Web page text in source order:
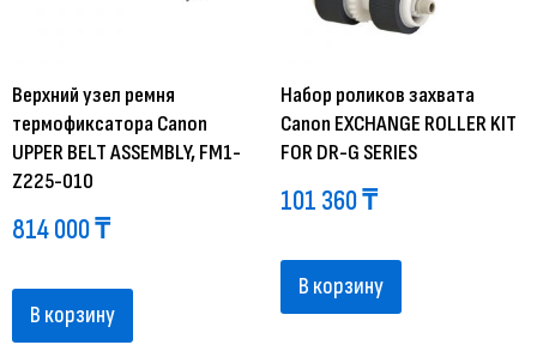
Верхний узел ремня
термофиксатора Canon
UPPER BELT ASSEMBLY, FM1-
Z225-010
814 000₸
В корзину
Набор роликов захвата
Canon EXCHANGE ROLLER KIT
FOR DR-G SERIES
101 360₸
В корзину